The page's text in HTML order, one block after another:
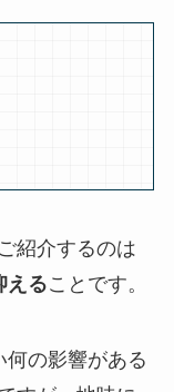
紹介するのは
えることです。
何の影響がある